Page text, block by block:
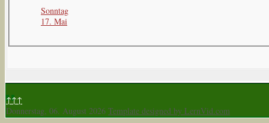
Sonntag
17. Mai
↑↑↑
Donnerstag, 06. August 2026 Template designed by LernVid.com